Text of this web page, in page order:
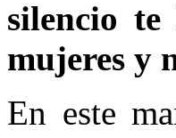
silencio
mujeres y
En este